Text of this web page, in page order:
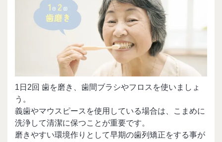
1日2回 歯を磨き、歯間ブラシやフロスを使いましょ
う。
義歯やマウスピースを使用している場合は、こまめに
洗浄して清潔に保つことが重要です。
磨きやすい環境作りとして早期の歯列矯正をする事が